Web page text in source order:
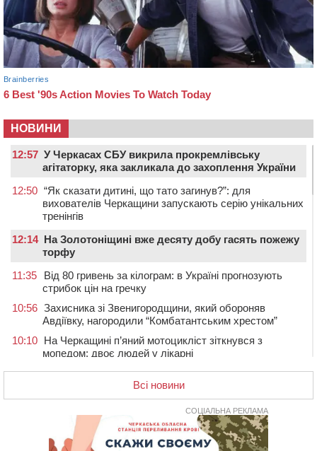
НОВИНИ
12:57 У Черкасах СБУ викрила прокремлівську
агітаторку, яка закликала до захоплення України
12:50 “Як сказати дитині, що тато загинув?”: для
вихователів Черкащини запускають серію унікальних
тренінгів
12:14 На Золотоніщині вже десяту добу гасять пожежу
торфу
11:35
Від 80 гривень за кілограм: в Україні прогнозують
стрибок цін на гречку
10:56 Захисника зі Звенигородщини, який обороняв
Авдіївку, нагородили “Комбатантським хрестом”
10:10 На Черкащині п’яний мотоцикліст зіткнувся з
мопедом: двоє людей у лікарні
09:42 Ветерани МСК “Дніпро” вибороли бронзу чемпіонату
На Уманщині підрядника зобов’язали сплатити понад
670 тис грн штрафу за незаконні зміни до договору
Обрано претендента на посаду директора
Всі новини
СОЦІАЛЬНА РЕКЛАМА